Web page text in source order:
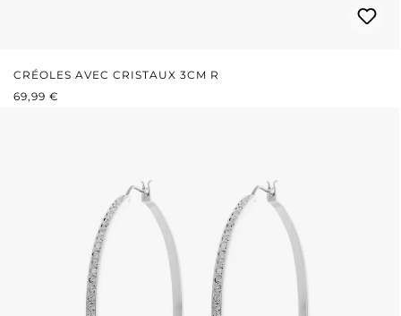
CRÉOLES AVEC CRISTAUX 3CM R
PRIX RÉGULIER :
69,99 €